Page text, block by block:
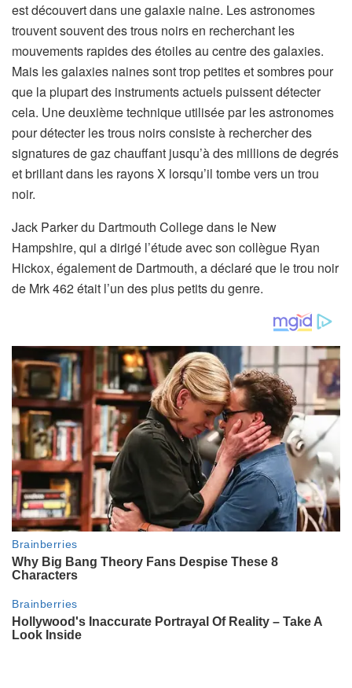
est découvert dans une galaxie naine. Les astronomes
trouvent souvent des trous noirs en recherchant les
mouvements rapides des étoiles au centre des galaxies.
Mais les galaxies naines sont trop petites et sombres pour
que la plupart des instruments actuels puissent détecter
cela. Une deuxième technique utilisée par les astronomes
pour détecter les trous noirs consiste à rechercher des
signatures de gaz chauffant jusqu’à des millions de degrés
et brillant dans les rayons X lorsqu’il tombe vers un trou
noir.
Jack Parker du Dartmouth College dans le New
Hampshire, qui a dirigé l’étude avec son collègue Ryan
Hickox, également de Dartmouth, a déclaré que le trou noir
de Mrk 462 était l’un des plus petits du genre.